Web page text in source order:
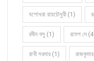
যশোধরা রায়চৌধুরী (1)
রবীন বসু (1) রমেশ দে
রাখী সরদার (1)